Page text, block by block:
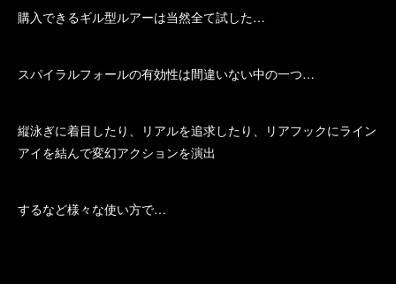
購入できるギル型ルアーは当然全て試した…
スパイラルフォールの有効性は間違いない中の一つ…
縦泳ぎに着目したり、リアルを追求したり、リアフックにライン
アイを結んで変幻アクションを演出
するなど様々な使い方で…